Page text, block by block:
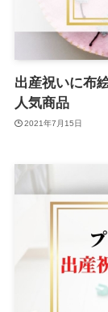
出産祝いに布
人気商品
2021年7月15日